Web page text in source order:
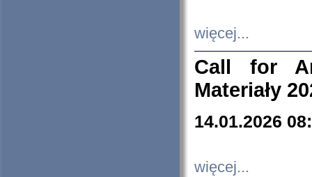
więcej...
Call for
Materiały
14.01.2026
więcej...